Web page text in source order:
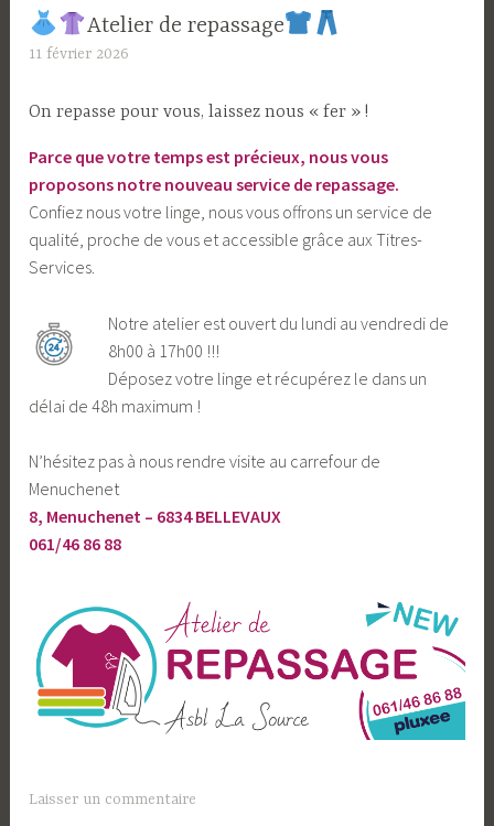
Atelier de repassage​
11 février 2026
S
u
r
c
e
On repasse pour vous, laissez nous « fer » !
Parce que votre temps est précieux, nous vous
proposons notre nouveau service de repassage.
Confiez nous votre linge, nous vous offrons un service de
qualité, proche de vous et accessible grâce aux Titres-
Services.
Notre atelier est ouvert du lundi au vendredi de
8h00 à 17h00 !!!
Déposez votre linge et récupérez le dans un
délai de 48h maximum !
N’hésitez pas à nous rendre visite au carrefour de
Menuchenet
8, Menuchenet – 6834 BELLEVAUX
061/46 86 88
Laisser un commentaire